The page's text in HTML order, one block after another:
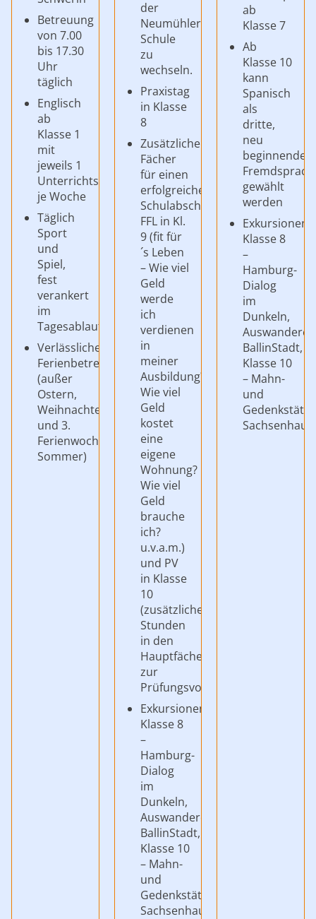
Betreuung
von 7.00
bis 17.30
Uhr
täglich
Englisch
ab
Klasse 1
mit
jeweils 1
Unterrichtsstunde
je Woche
Täglich
Sport
und
Spiel,
fest
verankert
im
Tagesablauf
Verlässliche
Ferienbetreuung
(außer
Ostern,
Weihnachten
und 3.
Ferienwoche
Sommer)
der
Neumühler
Schule
zu
wechseln.
Praxistag
in Klasse
8
Zusätzliche
Fächer
für einen
erfolgreichen
Schulabschluss:
FFL in Kl.
9 (fit für
´s Leben
– Wie viel
Geld
werde
ich
verdienen
in
meiner
Ausbildung?
Wie viel
Geld
kostet
eine
eigene
Wohnung?
Wie viel
Geld
brauche
ich?
u.v.a.m.)
und PV
in Klasse
10
(zusätzliche
Stunden
in den
Hauptfächern
zur
Prüfungsvorbereitung)
Exkursionen:
Klasse 8
–
Hamburg-
Dialog
im
Dunkeln,
Auswanderermuseum
BallinStadt,
Klasse 10
– Mahn-
und
Gedenkstätte
Sachsenhausen
ab
Klasse 7
Ab
Klasse 10
kann
Spanisch
als
dritte,
neu
beginnende
gewählt
werden
Exkursionen:
Klasse 8
–
Hamburg-
Dialog
im
Dunkeln,
BallinStadt,
Klasse 10
– Mahn-
und
Gedenkstätte